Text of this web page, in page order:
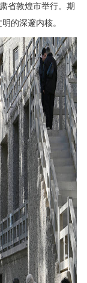
省敦煌市举行。期
的深邃内核。